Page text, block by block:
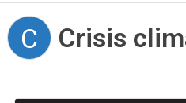
C Crisis